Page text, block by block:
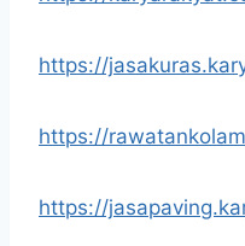
https://
https://
https://